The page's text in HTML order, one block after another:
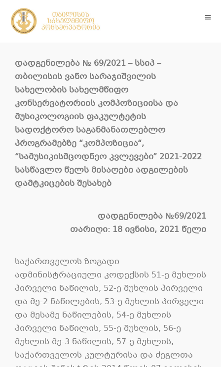
დადგენილება № 69/2021 – სსიპ –
თბილისის ვანო სარაჯიშვილის
სახელობის სახელმწიფო
კონსერვატორიის კომპოზიციისა და
მუსიკოლოგიის ფაკულტეტის
სადოქტორო საგანმანათლებლო
პროგრამებზე “კომპოზიცია“,
“სამუსიკისმცოდნეო კვლევები” 2021-2022
სასწავლო წელს მისაღები ადგილების
დამტკიცების შესახებ
დადგენილება №69/2021
თარიღი: 18 ივნისი, 2021 წელი
საქართველოს ზოგადი
ადმინისტრაციული კოდექსის 51-ე მუხლის
პირველი ნაწილის, 52-ე მუხლის პირველი
და მე-2 ნაწილების, 53-ე მუხლის პირველი
და მესამე ნაწილების, 54-ე მუხლის
პირველი ნაწილის, 55-ე მუხლის, 56-ე
მუხლის მე-3 ნაწილის, 57-ე მუხლის,
საქართველოს კულტურისა და ძეგლთა